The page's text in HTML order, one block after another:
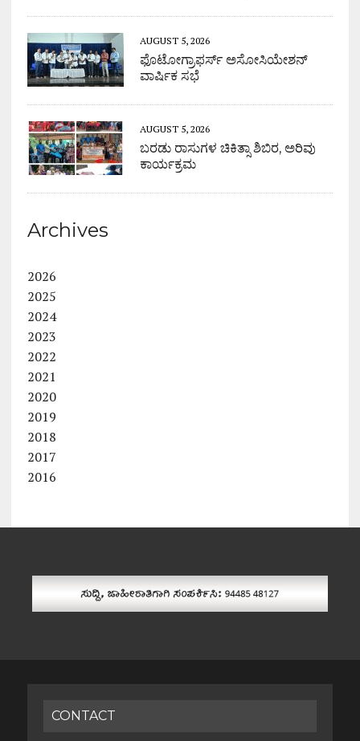
AUGUST 5, 2026
ಫೊಟೋಗ್ರಾಫರ್ಸ್ ಅಸೋಸಿಯೇಶನ್
ವಾರ್ಷಿಕ ಸಭೆ
AUGUST 5, 2026
ಬರಡು ರಾಸುಗಳ ಚಿಕಿತ್ಸಾ ಶಿಬಿರ, ಅರಿವು
ಕಾರ್ಯಕ್ರಮ
Archives
2026
2025
2024
2023
2022
2021
2020
2019
2018
2017
2016
CONTACT